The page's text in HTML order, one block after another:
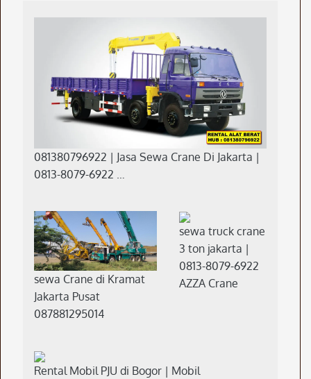
081380796922 | Jasa Sewa Crane Di Jakarta |
0813-8079-6922 …
sewa Crane di Kramat
Jakarta Pusat
087881295014
sewa truck crane
3 ton jakarta |
0813-8079-6922
AZZA Crane
Rental Mobil PJU di Bogor | Mobil